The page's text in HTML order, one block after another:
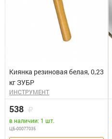
Киянка резиновая белая, 0,23
кг ЗУБР
ИНСТРУМЕНТ
538
в наличии: 1 шт.
ЦБ-00077035